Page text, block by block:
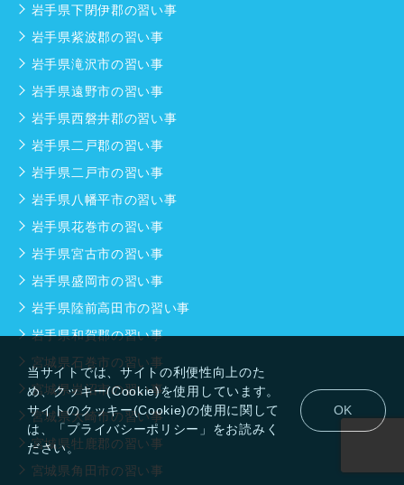
当サイトでは、サイトの利便性向上のた
め、クッキー(Cookie)を使用しています。
サイトのクッキー(Cookie)の使用に関して
は、「プライバシーポリシー」をお読みく
ださい。
OK
岩手県下閉伊郡の習い事
岩手県紫波郡の習い事
岩手県滝沢市の習い事
岩手県遠野市の習い事
岩手県西磐井郡の習い事
岩手県二戸郡の習い事
岩手県二戸市の習い事
岩手県八幡平市の習い事
岩手県花巻市の習い事
岩手県宮古市の習い事
岩手県盛岡市の習い事
岩手県陸前高田市の習い事
岩手県和賀郡の習い事
宮城県石巻市の習い事
宮城県岩沼市の習い事
宮城県大崎市の習い事
宮城県牡鹿郡の習い事
宮城県角田市の習い事